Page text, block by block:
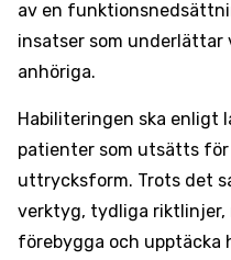
av en
insatser som underlättar
anhöriga.
Habiliteringen ska enligt
patienter som utsätts
uttrycksform. Trots det
verktyg, tydliga
förebygga och upptäcka